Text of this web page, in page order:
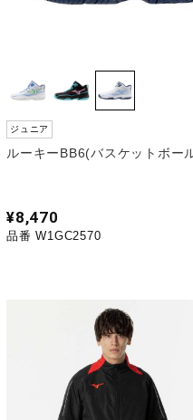
ジュニア
ルーキーBB6(バスケットボー
¥8,470
品番 W1GC2570